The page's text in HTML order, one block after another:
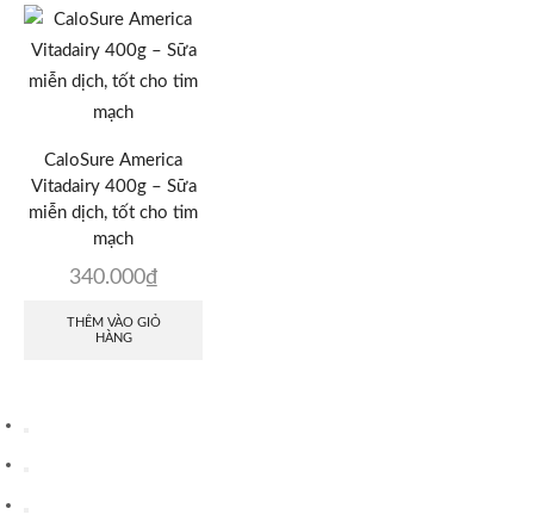
CaloSure America
Vitadairy 400g – Sữa
miễn dịch, tốt cho tim
mạch
340.000₫
THÊM VÀO GIỎ
HÀNG